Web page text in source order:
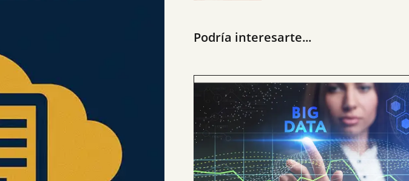
Podría interesarte...